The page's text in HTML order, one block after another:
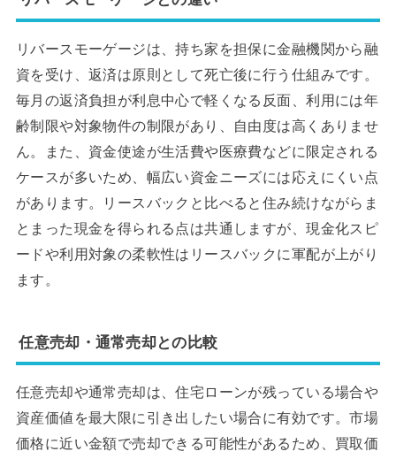
リバースモーゲージは、持ち家を担保に金融機関から融
資を受け、返済は原則として死亡後に行う仕組みです。
毎月の返済負担が利息中心で軽くなる反面、利用には年
齢制限や対象物件の制限があり、自由度は高くありませ
ん。また、資金使途が生活費や医療費などに限定される
ケースが多いため、幅広い資金ニーズには応えにくい点
があります。リースバックと比べると住み続けながらま
とまった現金を得られる点は共通しますが、現金化スピ
ードや利用対象の柔軟性はリースバックに軍配が上がり
ます。
任意売却・通常売却との比較
任意売却や通常売却は、住宅ローンが残っている場合や
資産価値を最大限に引き出したい場合に有効です。市場
価格に近い金額で売却できる可能性があるため、買取価